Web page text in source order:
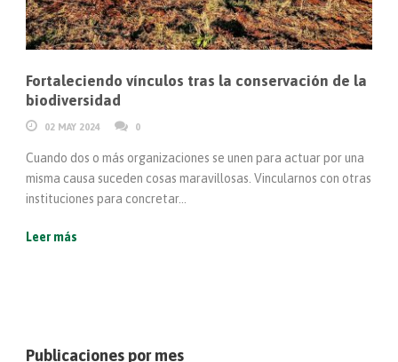
Fortaleciendo vínculos tras la conservación de la
biodiversidad
02 MAY 2024 0
Cuando dos o más organizaciones se unen para actuar por una
misma causa suceden cosas maravillosas. Vincularnos con otras
instituciones para concretar...
Leer más
Publicaciones por mes